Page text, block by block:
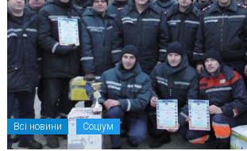
Всі новини Соціум